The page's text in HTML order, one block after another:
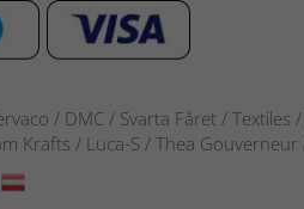
/ DMC / Svarta Fåret / Textiles
Krafts / Luca-S / Thea